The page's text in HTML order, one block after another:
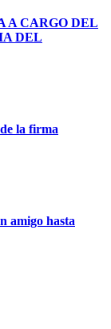
A CARGO DEL
DEL
la firma
amigo hasta